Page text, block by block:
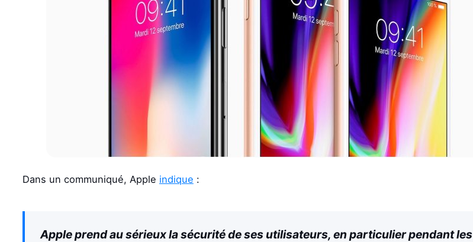
Dans un communiqué, Apple indique :
Apple prend au sérieux la sécurité de ses utilisateurs, en particulier pendant les